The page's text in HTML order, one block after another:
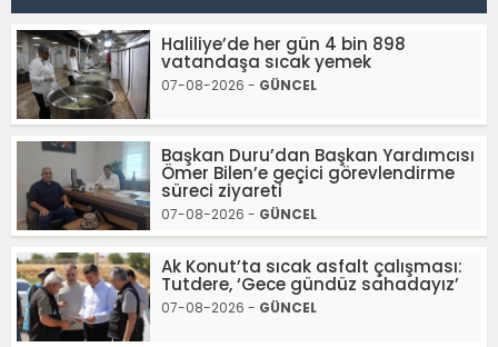
Haliliye’de her gün 4 bin 898
vatandaşa sıcak yemek
07-08-2026 - GÜNCEL
Başkan Duru’dan Başkan Yardımcısı
Ömer Bilen’e geçici görevlendirme
süreci ziyareti
07-08-2026 - GÜNCEL
Ak Konut’ta sıcak asfalt çalışması:
Tutdere, ‘Gece gündüz sahadayız’
07-08-2026 - GÜNCEL